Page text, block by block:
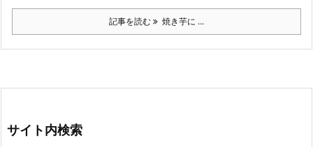
記事を読む 焼き芋に ...
サイト内検索